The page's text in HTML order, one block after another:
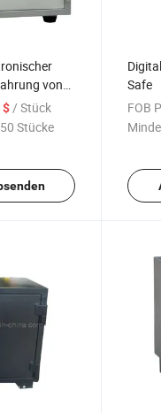
von
$/ Stück
50 Stücke
Safe
FOB